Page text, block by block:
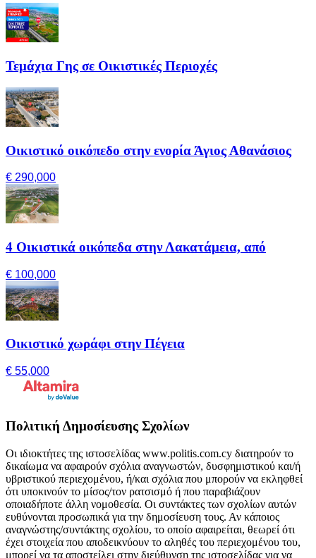
Τεμάχια Γης σε Οικιστικές Περιοχές
Οικιστικό οικόπεδο στην ενορία Άγιος Αθανάσιος
€ 290,000
4 Οικιστικά οικόπεδα στην Λακατάμεια, από
€ 100,000
Οικιστικό χωράφι στην Πέγεια
€ 55,000
Πολιτική Δημοσίευσης Σχολίων
Οι ιδιοκτήτες της ιστοσελίδας www.politis.com.cy διατηρούν το
δικαίωμα να αφαιρούν σχόλια αναγνωστών, δυσφημιστικού και/ή
υβριστικού περιεχομένου, ή/και σχόλια που μπορούν να εκληφθεί
ότι υποκινούν το μίσος/τον ρατσισμό ή που παραβιάζουν
οποιαδήποτε άλλη νομοθεσία. Οι συντάκτες των σχολίων αυτών
ευθύνονται προσωπικά για την δημοσίευση τους. Αν κάποιος
αναγνώστης/συντάκτης σχολίου, το οποίο αφαιρείται, θεωρεί ότι
έχει στοιχεία που αποδεικνύουν το αληθές του περιεχομένου του,
μπορεί να τα αποστείλει στην διεύθυνση της ιστοσελίδας για να